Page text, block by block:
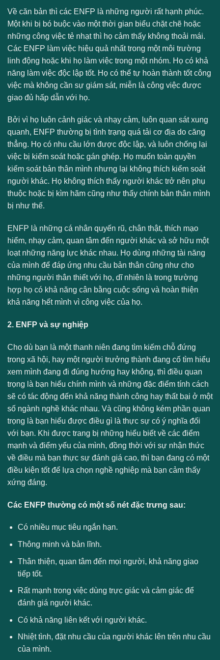
Về căn bản thì các ENFP là những người rất hạnh phúc.
Một khi bị bó buộc vào một thời gian biểu chặt chẽ hoặc
những công việc tẻ nhạt thì họ cảm thấy không thoải mái.
Các ENFP làm việc hiệu quả nhất trong một môi trường
linh động hoặc khi họ làm việc trong một nhóm. Họ có khả
năng làm việc độc lập tốt. Họ có thể tự hoàn thành tốt công
việc mà không cần sự giám sát, miễn là công việc được
giao đủ hấp dẫn với họ.
Bởi vì họ luôn cảnh giác và nhạy cảm, luôn quan sát xung
quanh, ENFP thường bị tình trạng quá tải cơ địa do căng
thẳng. Họ có nhu cầu lớn được độc lập, và luôn chống lại
việc bị kiểm soát hoặc gán ghép. Họ muốn toàn quyền
kiểm soát bản thân mình nhưng lại không thích kiểm soát
người khác. Họ không thích thấy người khác trở nên phụ
thuộc hoặc bị kìm hãm cũng như thấy chính bản thân mình
bị như thế.
ENFP là những cá nhân quyến rũ, chân thật, thích mạo
hiểm, nhạy cảm, quan tâm đến người khác và sở hữu một
loạt những năng lực khác nhau. Họ dùng những tài năng
của mình để đáp ứng nhu cầu bản thân cũng như cho
những người thân thiết với họ, dĩ nhiên là trong trường
hợp họ có khả năng cân bằng cuộc sống và hoàn thiện
khả năng hết mình vì công việc của họ.
2. ENFP và sự nghiệp
Cho dù bạn là một thanh niên đang tìm kiếm chỗ đứng
trong xã hội, hay một người trưởng thành đang cố tìm hiểu
xem mình đang đi đúng hướng hay không, thì điều quan
trọng là bạn hiểu chính mình và những đặc điểm tính cách
sẽ có tác động đến khả năng thành công hay thất bại ở một
số ngành nghề khác nhau. Và cũng không kém phần quan
trọng là bạn hiểu được điều gì là thực sự có ý nghĩa đối
với bạn. Khi được trang bị những hiểu biết về các điểm
mạnh và điểm yếu của mình, đồng thời với sự nhận thức
về điều mà bạn thực sự đánh giá cao, thì bạn đang có một
điều kiện tốt để lựa chọn nghề nghiệp mà bạn cảm thấy
xứng đáng.
Các ENFP thường có một số nét đặc trưng sau:
Có nhiều mục tiêu ngắn hạn.
Thông minh và bản lĩnh.
Thân thiện, quan tâm đến mọi người, khả năng giao
tiếp tốt.
Rất mạnh trong việc dùng trực giác và cảm giác để
đánh giá người khác.
Có khả năng liên kết với người khác.
Nhiệt tình, đặt nhu cầu của người khác lên trên nhu cầu
của mình.